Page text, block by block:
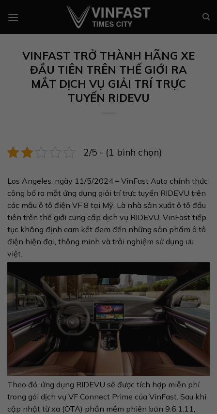
đến
VINFAST TRỞ THÀNH HÃNG XE
ĐẦU TIÊN TRÊN THẾ GIỚI RA
MẮT DỊCH VỤ GIẢI TRÍ TRỰC
TUYẾN RIDEVU
2/5 - (1 bình chọn)
Los Angeles, ngày 11/5/2024 – VinFast Auto chính thức
công bố ra mắt ứng dụng giải trí trực tuyến RIDEVU trên
các mẫu ô tô điện VF 8 tại Mỹ. Là nhà sản xuất ô tô đầu
tiên trên thế giới cung cấp dịch vụ RIDEVU, VinFast tiếp
tục khẳng định cam kết đem đến những sản phẩm ô tô
điện hiện đại, thông minh và trải nghiệm sử dụng ưu
việt.
Theo đó, ứng dụng RIDEVU sẽ được tích hợp miễn phí
trong gói dịch vụ VF Connect Prime của VinFast. Sau khi
cập nhật từ xa (OTA) phần mềm phiên bản 9.6.1.11,